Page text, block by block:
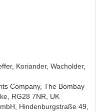
Koriander, Wacholder,
Company, The Bombay
RG28 7NR, UK
Hindenburgstraße 49,